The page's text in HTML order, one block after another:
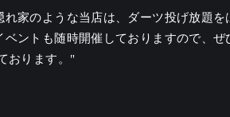
家のような当店は、ダーツ投げ放題
ントも随時開催しておりますので、
おります。"